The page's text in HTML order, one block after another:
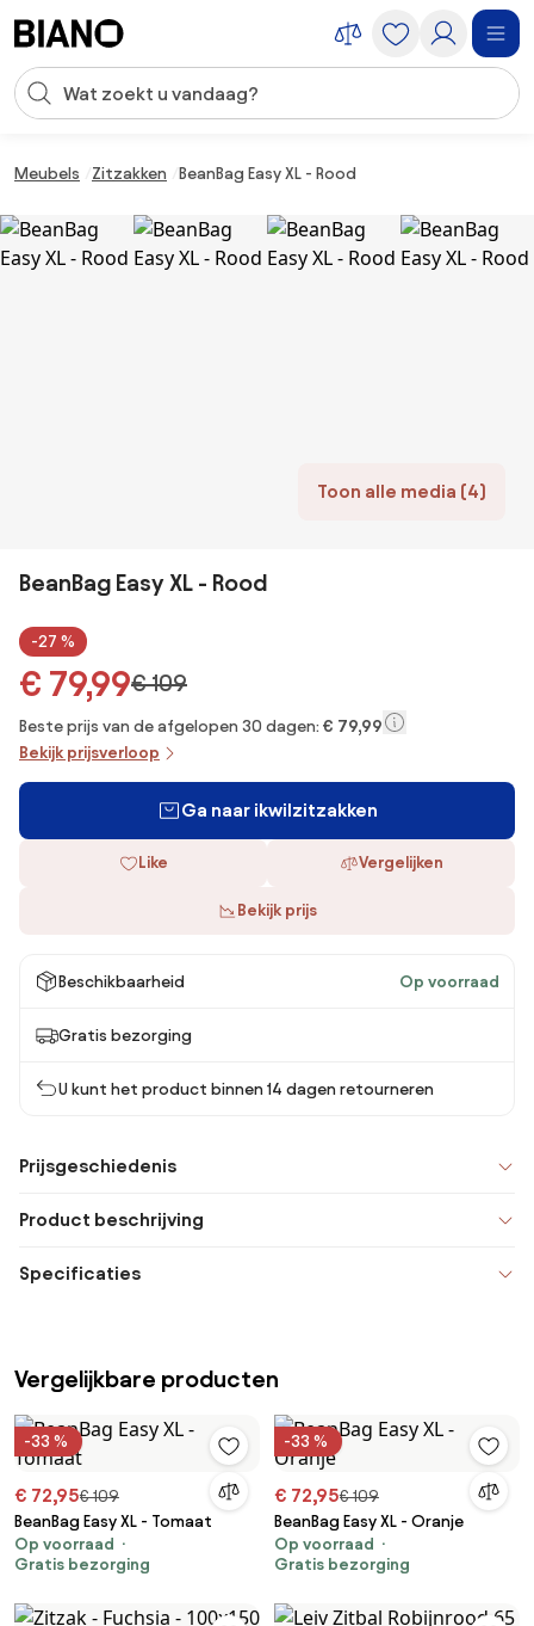
Zoekopdracht invoeren
Meubels Zitzakken BeanBag Easy XL - Rood
Toon alle media (4)
BeanBag Easy XL - Rood
-27 %
€ 79,99€ 109
Beste prijs van de afgelopen 30 dagen: € 79,99
Bekijk prijsverloop
Ga naar ikwilzitzakken
Like Vergelijken
Bekijk prijs
Beschikbaarheid Op voorraad
Gratis bezorging
U kunt het product binnen 14 dagen retourneren
Prijsgeschiedenis
Product beschrijving
Specificaties
Vergelijkbare producten
-33 %
€ 72,95€ 109
BeanBag Easy XL - Tomaat
Op voorraad
Gratis bezorging
-33 %
€ 72,95€ 109
BeanBag Easy XL - Oranje
Op voorraad
Gratis bezorging